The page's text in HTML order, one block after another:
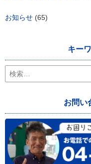
お知らせ (65)
キー
検
索:
お問い